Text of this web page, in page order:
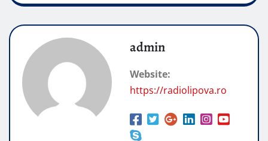
admin
Website:
https://radiolipova.ro